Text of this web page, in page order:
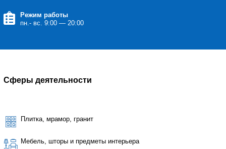
Режим работы
пн.- вс. 9:00 — 20:00
Сферы деятельности
Плитка, мрамор, гранит
Мебель, шторы и предметы интерьера